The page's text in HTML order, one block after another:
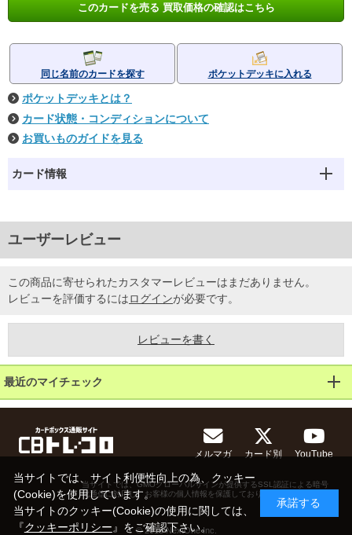
このカードを売る 買取価格の確認はこちら
同じ名前のカードを探す ポケットデッキに入れる
ポケットデッキとは？
カード状態・コンディションについて
お買いものガイドを見る
カード情報
ユーザーレビュー
この商品に寄せられたカスタマーレビューはまだありません。
レビューを評価するにはログインが必要です。
レビューを書く
最近のマイチェック
メルマガ カード別 YouTube
当サイトでは、GMOグローバルサインが提供するSSL認証による暗号
化通信に対応し、お客様の個人情報を保護しております。
© 2013 NextOne Inc.
当サイトでは、サイト利便性向上の為、クッキー
(Cookie)を使用しています。
当サイトのクッキー(Cookie)の使用に関しては、
『クッキーポリシー』をご確認下さい。
承諾する